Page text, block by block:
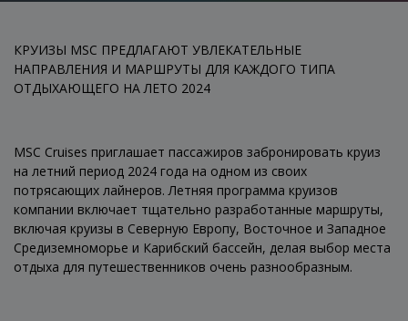
КРУИЗЫ MSC ПРЕДЛАГАЮТ УВЛЕКАТЕЛЬНЫЕ
НАПРАВЛЕНИЯ И МАРШРУТЫ ДЛЯ КАЖДОГО ТИПА
ОТДЫХАЮЩЕГО НА ЛЕТО 2024
MSC Cruises приглашает пассажиров забронировать круиз
на летний период 2024 года на одном из своих
потрясающих лайнеров. Летняя программа круизов
компании включает тщательно разработанные маршруты,
включая круизы в Северную Европу, Восточное и Западное
Средиземноморье и Карибский бассейн, делая выбор места
отдыха для путешественников очень разнообразным.